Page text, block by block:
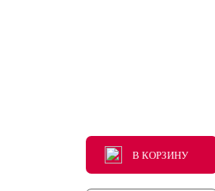
В КОРЗИНУ
В КОРЗИНУ
В КОРЗИНУ